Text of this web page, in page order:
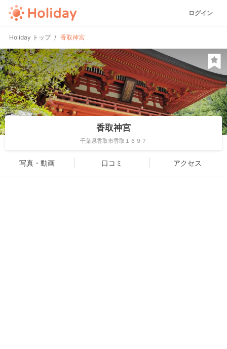
ログイン
Holiday トップ 香取神宮
香取神宮
千葉県香取市香取１６９７
写真・動画 口コミ アクセス